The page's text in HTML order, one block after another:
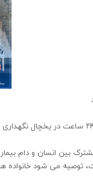
بین انسان و دام
ها گوشت قربانی را حداقل ۲۴